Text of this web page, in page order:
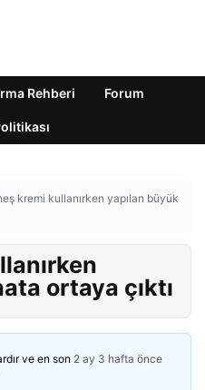
Rehberi Forum
kremi kullanırken yapılan büyük
ortaya çıktı
ve en son 2 ay 3 hafta önce